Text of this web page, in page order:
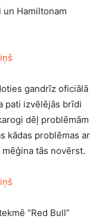
Hamiltonam
gandrīz oficiālā
pati izvēlējās brīdi
dēļ problēmām
kādas problēmas ar
tās novērst.
“Red Bull”